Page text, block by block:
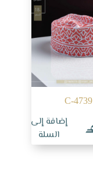
C-4739
إضافة إلى
السلة